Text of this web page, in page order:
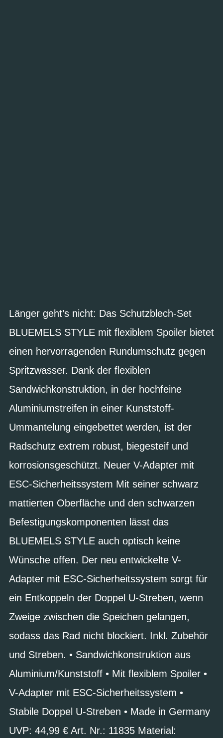
Länger geht’s nicht: Das Schutzblech-Set
BLUEMELS STYLE mit flexiblem Spoiler bietet
einen hervorragenden Rundumschutz gegen
Spritzwasser. Dank der flexiblen
Sandwichkonstruktion, in der hochfeine
Aluminiumstreifen in einer Kunststoff-
Ummantelung eingebettet werden, ist der
Radschutz extrem robust, biegesteif und
korrosionsgeschützt. Neuer V-Adapter mit
ESC-Sicherheitssystem Mit seiner schwarz
mattierten Oberfläche und den schwarzen
Befestigungskomponenten lässt das
BLUEMELS STYLE auch optisch keine
Wünsche offen. Der neu entwickelte V-
Adapter mit ESC-Sicherheitssystem sorgt für
ein Entkoppeln der Doppel U-Streben, wenn
Zweige zwischen die Speichen gelangen,
sodass das Rad nicht blockiert. Inkl. Zubehör
und Streben. • Sandwichkonstruktion aus
Aluminium/Kunststoff • Mit flexiblem Spoiler •
V-Adapter mit ESC-Sicherheitssystem •
Stabile Doppel U-Streben • Made in Germany
UVP: 44,99 € Art. Nr.: 11835 Material: